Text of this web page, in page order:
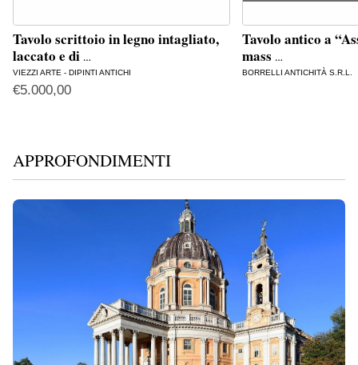
Tavolo scrittoio in legno intagliato,
laccato e di …
VIEZZI ARTE - DIPINTI ANTICHI
€5.000,00
Tavolo antico a
mass …
BORRELLI ANTICHITÀ S.R.L.
APPROFONDIMENTI